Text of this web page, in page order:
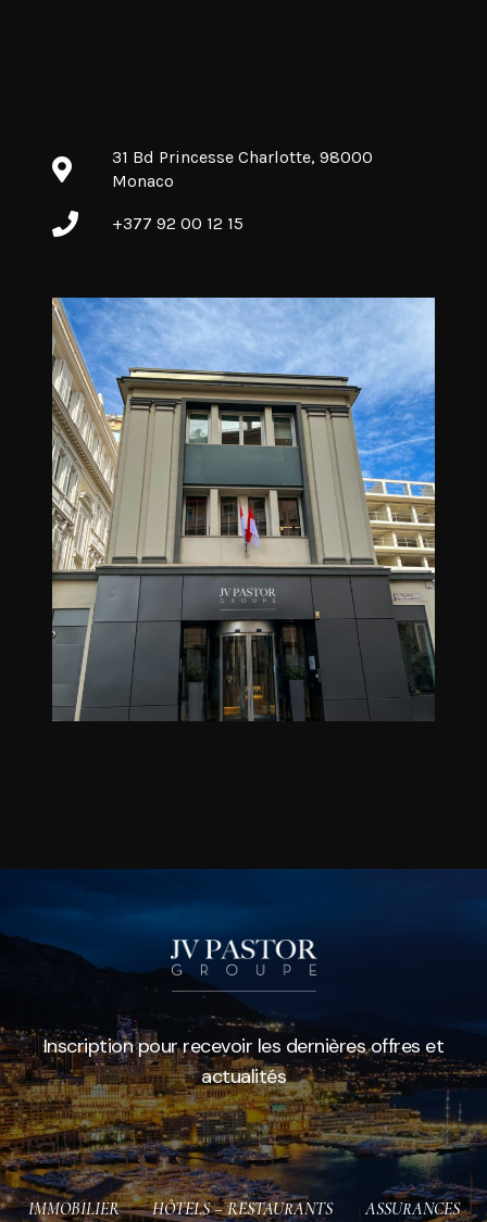
31 Bd Princesse Charlotte, 98000
Monaco
+377 92 00 12 15
Inscription pour recevoir les dernières offres et
actualités
IMMOBILIER HÔTELS – RESTAURANTS ASSURANCES